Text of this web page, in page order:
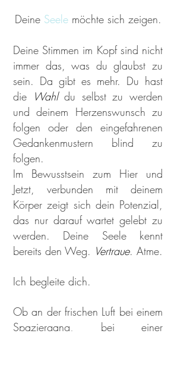
Deine Seele möchte sich zeigen.
Deine Stimmen im Kopf sind nicht
immer das, was du glaubst zu
sein. Da gibt es mehr. Du hast
die Wahl du selbst zu werden
und deinem Herzenswunsch zu
folgen oder den eingefahrenen
Gedankenmustern blind zu
folgen.
Im Bewusstsein zum Hier und
Jetzt, verbunden mit deinem
Körper zeigt sich dein Potenzial,
das nur darauf wartet gelebt zu
werden. Deine Seele kennt
bereits den Weg. Vertraue. Atme.
Ich begleite dich.
Ob an der frischen Luft bei einem
Spaziergang, bei einer